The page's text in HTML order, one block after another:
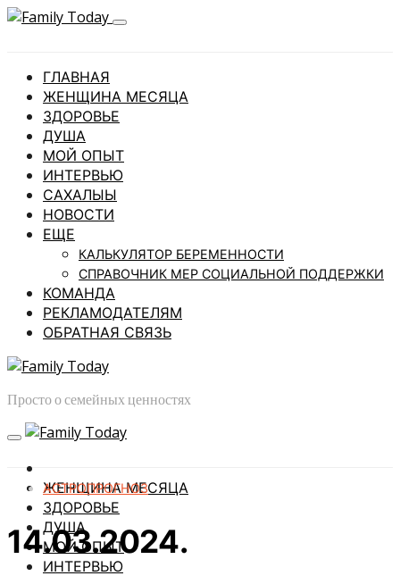
ГЛАВНАЯ
ЖЕНЩИНА МЕСЯЦА
ЗДОРОВЬЕ
ДУША
МОЙ ОПЫТ
ИНТЕРВЬЮ
САХАЛЫЫ
НОВОСТИ
ЕЩЕ
КАЛЬКУЛЯТОР БЕРЕМЕННОСТИ
СПРАВОЧНИК МЕР СОЦИАЛЬНОЙ ПОДДЕРЖКИ
КОМАНДА
РЕКЛАМОДАТЕЛЯМ
ОБРАТНАЯ СВЯЗЬ
Просто о семейных ценностях
ЖЕНЩИНА МЕСЯЦА
ЗДОРОВЬЕ
ДУША
МОЙ ОПЫТ
ИНТЕРВЬЮ
АСТРОПРОГНОЗ
14.03.2024.